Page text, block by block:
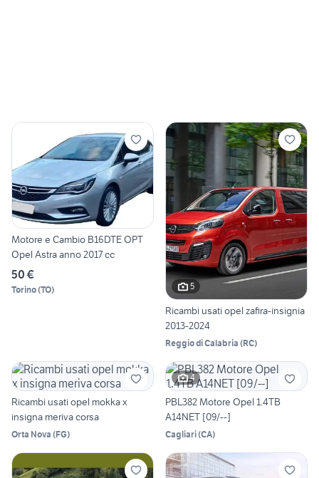
Motore e Cambio B16DTE OPT
Opel Astra anno 2017 cc
50 €
Torino(TO) 5
Ricambi usati opel zafira-insignia
2013-2024
Reggio di Calabria (RC)
Ricambi usati opel mokka x
insigna meriva corsa
Orta Nova (FG)
4
PBL382 Motore Opel 1.4TB
A14NET [09/--]
Cagliari(CA)